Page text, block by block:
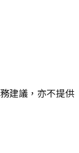
建議，亦不提供